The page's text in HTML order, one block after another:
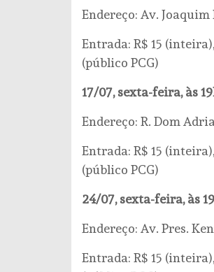
Endereço: Av.
Entrada: R$ 15
(público PCG)
17/07, sexta-feira, às
Endereço: R. Dom
Entrada: R$ 15
(público PCG)
24/07, sexta-feira, às
Endereço: Av. Pres.
Entrada: R$ 15